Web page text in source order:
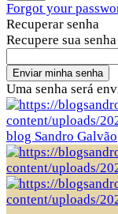
Forgot your
Recuperar senha
Recupere sua senha
Uma senha será
blog Sandro Galvão